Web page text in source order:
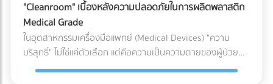
ไม่ต้องหวาดผวาทุกครั้งที่เมฆฝนตั้งเค้ามาอีกต่อไป
ดั้งเดิม 3. กลยุทธ์ Downgauging (รีดความหนา ลดต้นทุน ลด
คาร์บอน) แนวทางรักษ์โลกที่โรงงานทำได้ทันทีโดยไม่ต้องเสี่ยง
เปลี่ยนวัสดุ คือการลดความหนาของฟิล์ม (Downgauging) การ
ใช้เม็ดพลาสติกเกรดพิเศษช่วยให้โรงงานผลิตฟิล์มที่บางลง (เช่น
ลดจาก 100 ไมครอน เหลือ 80 ไมครอน) แต่ยังคงความเหนียว
จะเกิดจากความไม่รู้ แต่ในมุมของศุลกากรจะถือเป็นการ "หลีก
เลี่ยงภาษี" ธุรกิจอาจโดนกักตู้สินค้า (Customs Hold) โดนยึด
ของ และถูกเรียกเก็บภาษีย้อนหลังพร้อมค่าปรับที่สูงกว่ามูลค่า
สินค้าหลายเท่าตัว ซึ่งศุลกากรมีสิทธิ์ตรวจสอบย้อนหลังได้สูงสุด
ถึง 10 ปี หากระบุพิกัดผิด (สำแดงภาษีสูงเกินจริง): ธุรกิจจะต้อง
จ่ายภาษีแพงกว่าที่ควรจะเป็น ทำให้ต้นทุนสินค้าสูงขึ้นและสูญเสีย
"Cleanroom" เบื้องหลังความปลอดภัยในการผลิตพลาสติก
Medical Grade
ในอุตสาหกรรมเครื่องมือแพทย์ (Medical Devices) "ความ
บริสุทธิ์" ไม่ใช่แค่ตัวเลือก แต่คือความเป็นความตายของผู้ป่วย
แม้ว่านักวิศวกรรมวัสดุจะสามารถคิดค้นเม็ดพลาสติกเกรด